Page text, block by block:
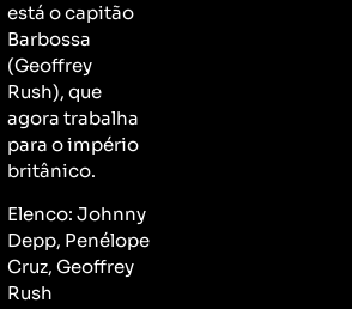
está o capitão
Barbossa
(Geoffrey
Rush), que
agora trabalha
para o império
britânico.
Elenco: Johnny
Depp, Penélope
Cruz, Geoffrey
Rush